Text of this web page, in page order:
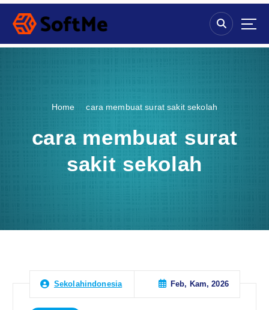
S
p
Home cara membuat surat sakit sekolah
cara membuat surat
sakit sekolah
Sekolahindonesia Feb, Kam, 2026